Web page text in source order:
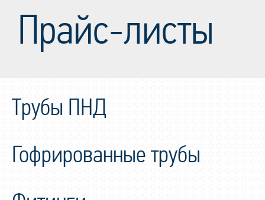
Прайс-листы
Трубы ПНД
Гофрированные трубы